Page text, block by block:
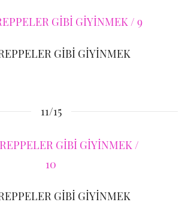
GİBİ GİYİNMEK
11/15
GİBİ GİYİNMEK